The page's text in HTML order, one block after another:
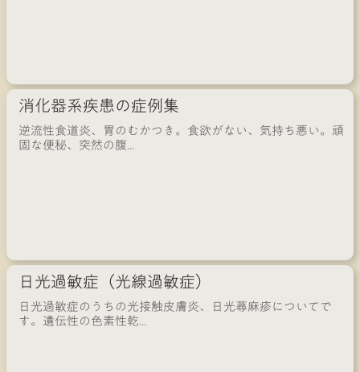
消化器系疾患の症例集
逆流性食道炎、胃のむかつき。食欲がない、気持ち悪い。頑
固な便秘、突然の腹...
日光過敏症（光線過敏症）
日光過敏症のうちの光接触皮膚炎、日光蕁麻疹についてで
す。遺伝性の色素性乾...